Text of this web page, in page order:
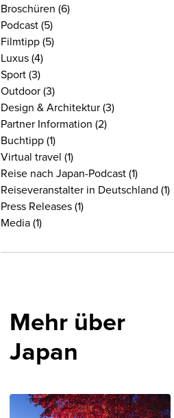
Broschüren (6)
Podcast (5)
Filmtipp (5)
Luxus (4)
Sport (3)
Outdoor (3)
Design & Architektur (3)
Partner Information (2)
Buchtipp (1)
Virtual travel (1)
Reise nach Japan-Podcast (1)
Reiseveranstalter in Deutschland (1)
Press Releases (1)
Media (1)
Mehr über
Japan